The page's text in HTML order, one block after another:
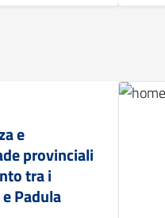
e
provinciali
tra i
Padula